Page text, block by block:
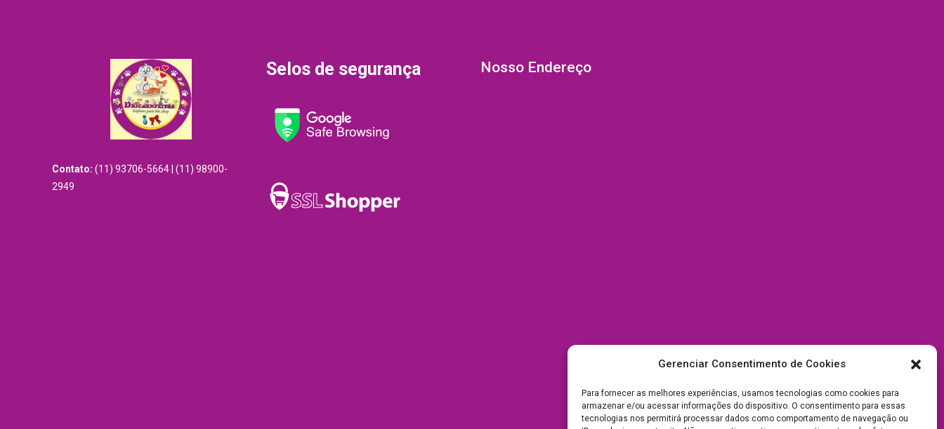
Gerenciar Consentimento de Cookies
Para fornecer as melhores experiências, usamos tecnologias como cookies para
armazenar e/ou acessar informações do dispositivo. O consentimento para essas
tecnologias nos permitirá processar dados como comportamento de navegação ou
Contato: (11) 93706-5664 | (11) 98900-
2949
Selos de segurança Nosso Endereço